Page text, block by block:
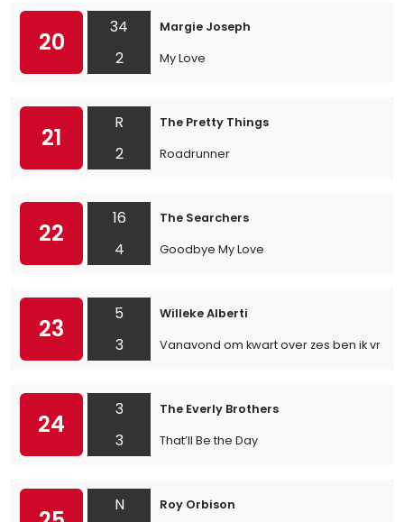
20
34
2
Margie Joseph
My Love
21
R
2
The Pretty Things
Roadrunner
22
16
4
The Searchers
Goodbye My Love
23
5
3
Willeke Alberti
Vanavond om kwart over zes ben ik vrij
24
3
3
The Everly Brothers
That’ll Be the Day
N Roy Orbison